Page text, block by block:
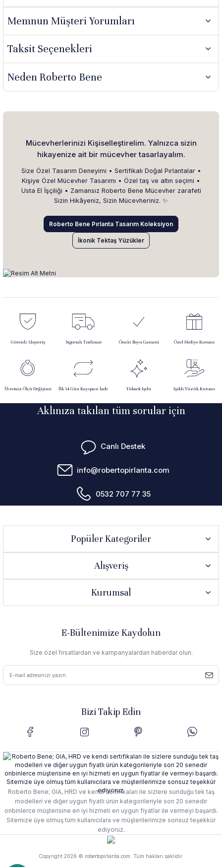
Memnun Müşteri Yorumları
Taksit Seçenekleri
Neden Roberto Bene
Mücevherlerinizi Kişiselleştirelim. Yalnızca sizin
hikayenize ait bir mücevher tasarlayalım.
Size Özel Tasarım Deneyimi • Sertifikalı Doğal Pırlantalar •
Kişiye Özel Mücevher Tasarımı • Özel taş ve altın seçimi •
Usta El İşçiliği • Zamansız Roberto Bene Mücevher zarafeti
Sizin Hikâyeniz, Sizin Mücevheriniz. ✨
Roberto Bene Pırlanta Tasarım Koleksiyon
İkonik Tektaş Yüzükler
Güvenli Alışveriş Sigortalı Teslimat Ömür Boyu Garanti Özel Hediye Kutusu
Ücretsiz Ölçü Değişimi İlk 14 Gün Kayıpsız İade Yüksek Işıltı Işıklı Yüzük Kutusu
Aklınıza takılan tüm sorular için
Canlı Destek
info@robertopirlanta.com
0532 707 77 35
Popüler Kategoriler
Alışveriş
Kurumsal
E-Bültenimize Kaydolun
Size özel fırsatlardan ve kampanyalardan haberdar olun.
Bizi Takip Edin
Roberto Bene; GIA, HRD ve kendi sertifikaları ile sizlere sunduğu tek taş
modelleri ve diğer uygun fiyatlı ürün kategorileriyle son 20 senedir
onbinlerce müşterisine en iyi hizmeti en uygun fiyatlar ile vermeyi başardı.
Sitemize üye olmuş tüm kullanıcılara ve müşterilerimize sonsuz teşekkür
ediyoruz.
Copyright 2026 © robertopirlanta.com. Tüm hakları saklıdır.